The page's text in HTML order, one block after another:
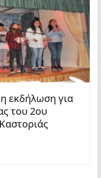
εκδήλωση για
του 2ου